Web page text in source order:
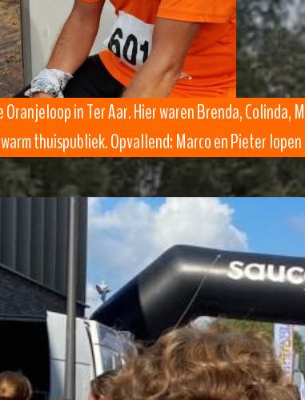
Oranjeloop in Ter Aar. Hier waren Brenda,
thuispubliek. Opvallend: Marco en Pieter